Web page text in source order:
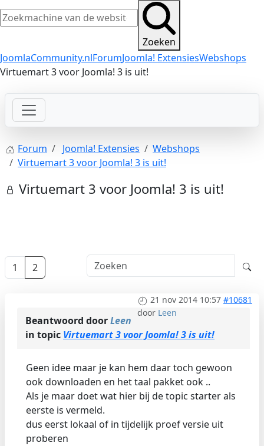
Zoeken
JoomlaCommunity.nlForumJoomla! ExtensiesWebshops
Virtuemart 3 voor Joomla! 3 is uit!
Forum Joomla! Extensies
Webshops
Virtuemart 3 voor Joomla! 3 is uit!
Virtuemart 3 voor Joomla! 3 is uit!
1 2
21 nov 2014 10:57 #10681
door Leen
Beantwoord doorLeen
in topic Virtuemart 3 voor Joomla! 3 is uit!
Geen idee maar je kan hem daar toch gewoon
ook downloaden en het taal pakket ook ..
Als je maar doet wat hier bij de topic starter als
eerste is vermeld.
dus eerst lokaal of in tijdelijk proef versie uit
proberen